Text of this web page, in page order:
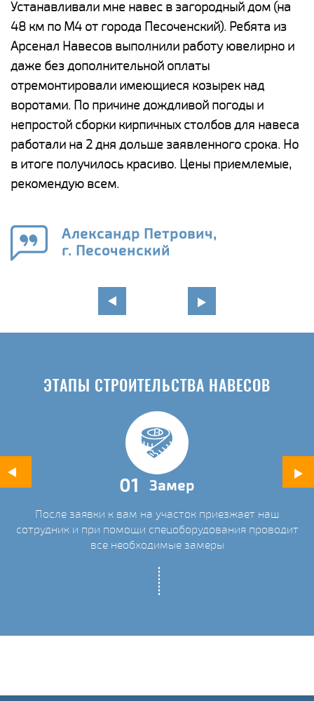
Устанавливали мне навес в загородный дом (на
48 км по М4 от города Песоченский). Ребята из
Арсенал Навесов выполнили работу ювелирно и
даже без дополнительной оплаты
отремонтировали имеющиеся козырек над
воротами. По причине дождливой погоды и
непростой сборки кирпичных столбов для навеса
работали на 2 дня дольше заявленного срока. Но
в итоге получилось красиво. Цены приемлемые,
рекомендую всем.
Александр Петрович,
г. Песоченский
ЭТАПЫ СТРОИТЕЛЬСТВА НАВЕСОВ
01 Замер
После заявки к вам на участок приезжает наш
сотрудник и при помощи спецоборудования проводит
все необходимые замеры